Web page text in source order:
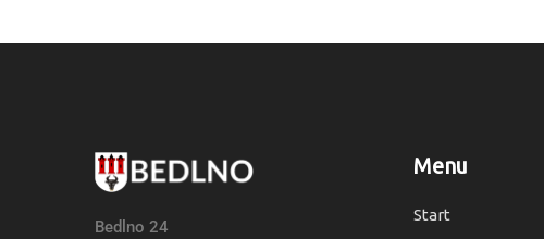
Bedlno 24
Menu
Start